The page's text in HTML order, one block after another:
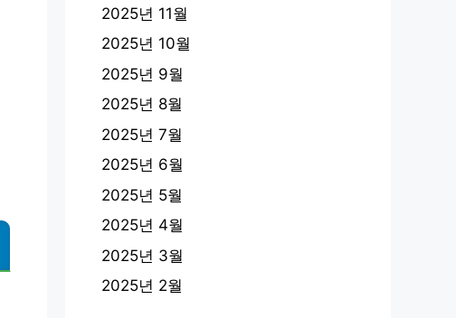
2025년 11월
2025년 10월
2025년 9월
2025년 8월
2025년 7월
2025년 6월
2025년 5월
2025년 4월
2025년 3월
2025년 2월